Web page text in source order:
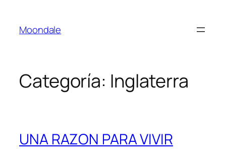
contenido
Moondale
Categoría: Inglaterra
UNA RAZON PARA VIVIR